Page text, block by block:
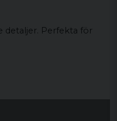
detaljer. Perfekta för